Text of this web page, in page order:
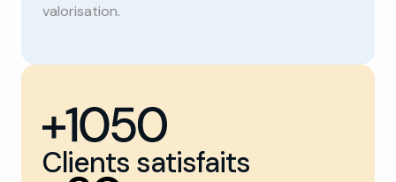
valorisation.
Clients satisfaits